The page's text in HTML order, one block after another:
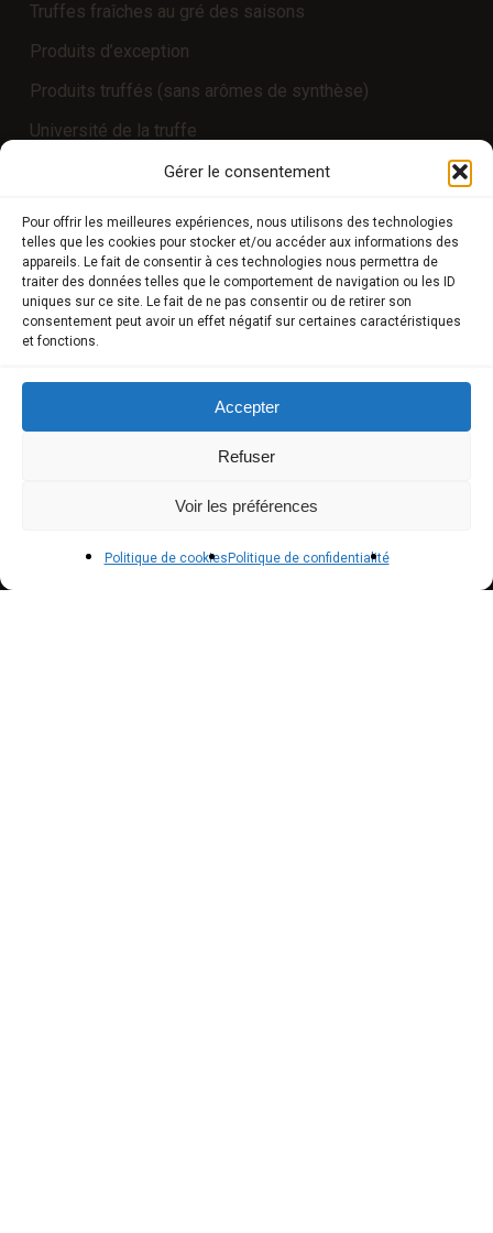
Gérer le consentement
Pour offrir les meilleures expériences, nous utilisons des technologies
telles que les cookies pour stocker et/ou accéder aux informations des
appareils. Le fait de consentir à ces technologies nous permettra de
traiter des données telles que le comportement de navigation ou les ID
uniques sur ce site. Le fait de ne pas consentir ou de retirer son
consentement peut avoir un effet négatif sur certaines caractéristiques
et fonctions.
Accepter
Refuser
Voir les préférences
Politique de cookies Politique de confidentialité
Truffes fraîches au gré des saisons
Produits d’exception
Produits truffés (sans arômes de synthèse)
Université de la truffe
COMPTE CLIENT
Boutique
Mon compte
Modes de paiement
Conditions générales de vente